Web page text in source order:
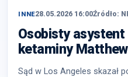
INNE28.05.2026 16:00Źródło:
Osobisty
ketaminy
Sąd w Los Angeles skazał